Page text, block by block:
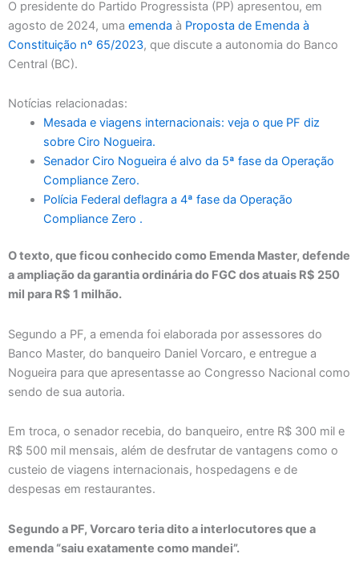
O presidente do Partido Progressista (PP) apresentou, em
agosto de 2024, uma emenda à Proposta de Emenda à
Constituição nº 65/2023, que discute a autonomia do Banco
Central (BC).
Notícias relacionadas:
Mesada e viagens internacionais: veja o que PF diz
sobre Ciro Nogueira.
Senador Ciro Nogueira é alvo da 5ª fase da Operação
Compliance Zero.
Polícia Federal deflagra a 4ª fase da Operação
Compliance Zero .
O texto, que ficou conhecido como Emenda Master, defende
a ampliação da garantia ordinária do FGC dos atuais R$ 250
mil para R$ 1 milhão.
Segundo a PF, a emenda foi elaborada por assessores do
Banco Master, do banqueiro Daniel Vorcaro, e entregue a
Nogueira para que apresentasse ao Congresso Nacional como
sendo de sua autoria.
Em troca, o senador recebia, do banqueiro, entre R$ 300 mil e
R$ 500 mil mensais, além de desfrutar de vantagens como o
custeio de viagens internacionais, hospedagens e de
despesas em restaurantes.
Segundo a PF, Vorcaro teria dito a interlocutores que a
emenda “saiu exatamente como mandei”.